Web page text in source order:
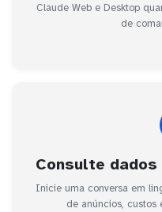
Claude Web e Desktop
de
Consulte
Inicie uma conversa em
de anúncios, custos